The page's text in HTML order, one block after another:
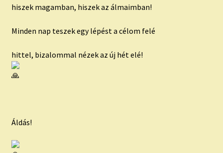
hiszek magamban, hiszek az álmaimban!
Minden nap teszek egy lépést a célom felé
hittel, bizalommal nézek az új hét elé!
Áldás!